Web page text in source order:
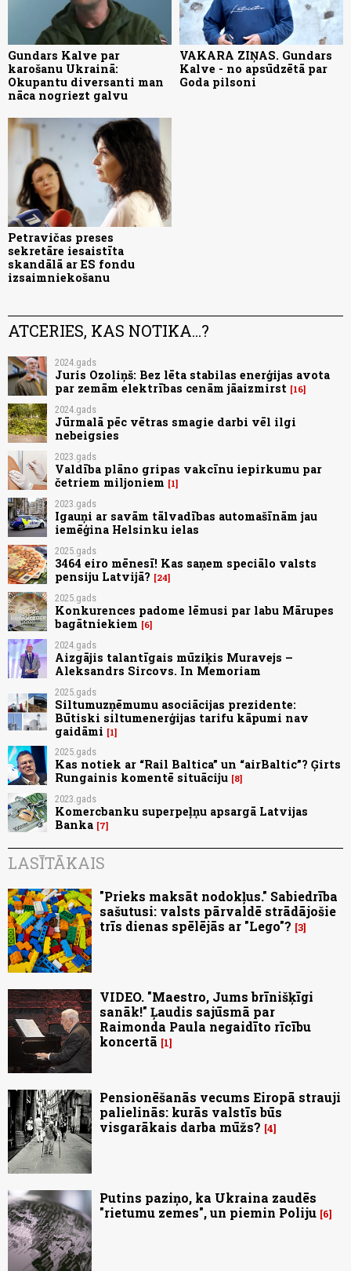
Gundars Kalve par
karošanu Ukrainā:
Okupantu diversanti man
nāca nogriezt galvu
VAKARA ZIŅAS. Gundars
Kalve - no apsūdzētā par
Goda pilsoni
Petravičas preses
sekretāre iesaistīta
skandālā ar ES fondu
izsaimniekošanu
ATCERIES, KAS NOTIKA...?
2024.gads
Juris Ozoliņš: Bez lēta stabilas enerģijas avota
par zemām elektrības cenām jāaizmirst 16
2024.gads
Jūrmalā pēc vētras smagie darbi vēl ilgi
nebeigsies
2023.gads
Valdība plāno gripas vakcīnu iepirkumu par
četriem miljoniem
1
2023.gads
Igauņi ar savām tālvadības automašīnām jau
iemēģina Helsinku ielas
2025.gads
3464 eiro mēnesī! Kas saņem speciālo valsts
pensiju Latvijā?
24
2025.gads
Konkurences padome lēmusi par labu Mārupes
bagātniekiem
6
2024.gads
Aizgājis talantīgais mūziķis Muravejs –
Aleksandrs Sircovs. In Memoriam
2025.gads
Siltumuzņēmumu asociācijas prezidente:
Būtiski siltumenerģijas tarifu kāpumi nav
gaidāmi
1
2025.gads
Kas notiek ar “Rail Baltica” un “airBaltic”? Ģirts
Rungainis komentē situāciju 8
2023.gads
Komercbanku superpeļņu apsargā Latvijas
Banka 7
LASĪTĀKAIS
"Prieks maksāt nodokļus." Sabiedrība
sašutusi: valsts pārvaldē strādājošie
trīs dienas spēlējās ar "Lego"? 3
VIDEO. "Maestro, Jums brīnišķīgi
sanāk!" Ļaudis sajūsmā par
Raimonda Paula negaidīto rīcību
koncertā
1
Pensionēšanās vecums Eiropā strauji
palielinās: kurās valstīs būs
visgarākais darba mūžs? 4
Putins paziņo, ka Ukraina zaudēs
"rietumu zemes", un piemin Poliju 6